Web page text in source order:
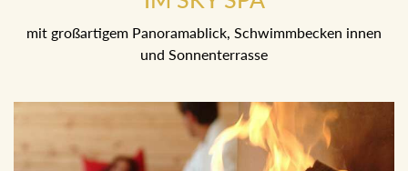
mit großartigem Panoramablick, Schwimmbecken innen und
Sonnenterrasse